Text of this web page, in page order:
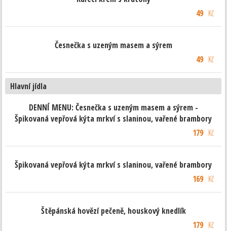
49Kč
Česnečka s uzeným masem a sýrem
49Kč
Hlavní jídla
DENNÍ MENU: Česnečka s uzeným masem a sýrem -
Špikovaná vepřová kýta mrkví s slaninou, vařené brambory
179Kč
Špikovaná vepřová kýta mrkví s slaninou, vařené brambory
169Kč
Štěpánská hovězí pečeně, houskový knedlík
179Kč